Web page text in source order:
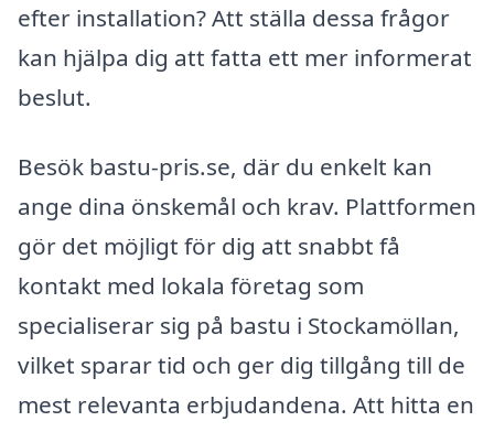
efter installation? Att ställa dessa frågor
kan hjälpa dig att fatta ett mer informerat
beslut.
Besök bastu-pris.se, där du enkelt kan
ange dina önskemål och krav. Plattformen
gör det möjligt för dig att snabbt få
kontakt med lokala företag som
specialiserar sig på bastu i Stockamöllan,
vilket sparar tid och ger dig tillgång till de
mest relevanta erbjudandena. Att hitta en